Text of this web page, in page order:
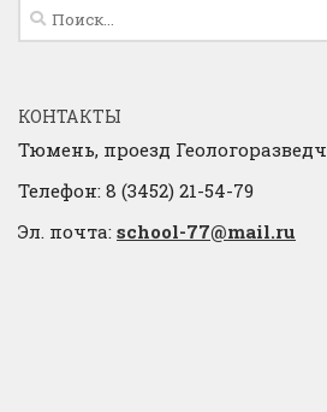
Найти:
КОНТАКТЫ
Тюмень, проезд
Телефон: 8 (3452) 21-54-79
Эл. почта: school-77@mail.ru